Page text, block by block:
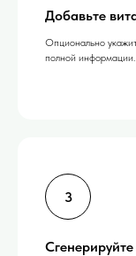
Добавьте
Опционально
полной информации.